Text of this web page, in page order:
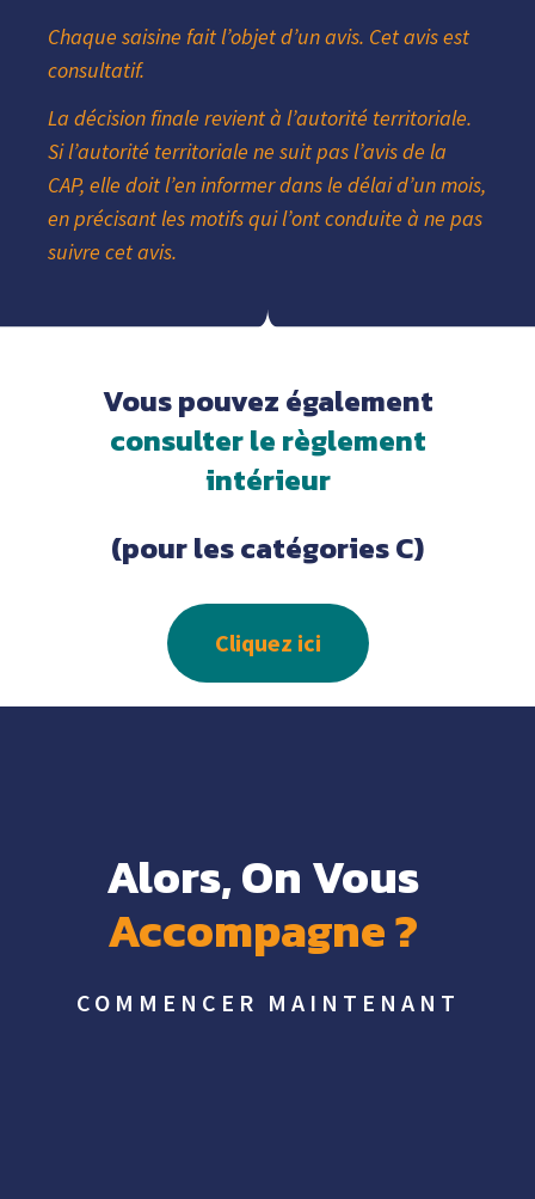
Chaque saisine fait l’objet d’un avis. Cet avis est
consultatif.
La décision finale revient à l’autorité territoriale.
Si l’autorité territoriale ne suit pas l’avis de la
CAP, elle doit l’en informer dans le délai d’un mois,
en précisant les motifs qui l’ont conduite à ne pas
suivre cet avis.
Vous pouvez également
consulter le règlement
intérieur
(pour les catégories C)
Cliquez ici
Alors, On Vous
Accompagne ?
COMMENCER MAINTENANT